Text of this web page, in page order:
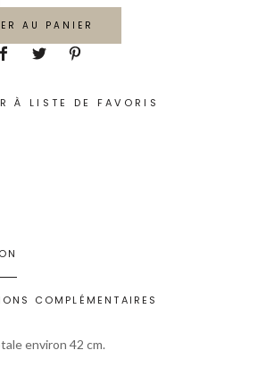
AU PANIER
À LISTE DE FAVORIS
COMPLÉMENTAIRES
environ 42 cm.